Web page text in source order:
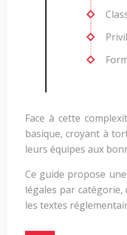
Face à cette
basique, croyant à
leurs équipes aux
Ce guide propose
légales par
les textes